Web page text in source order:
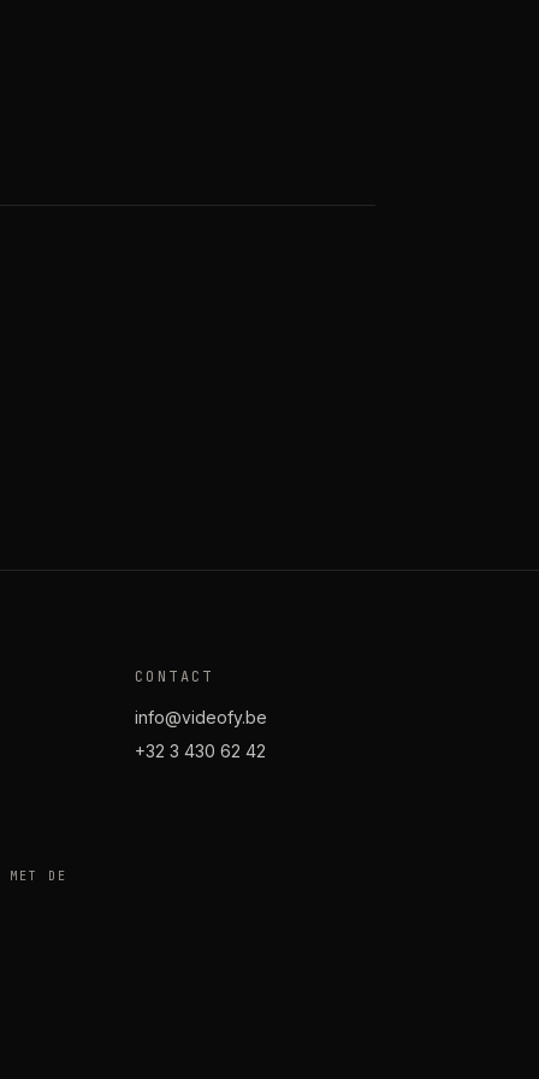
MET DE
CONTACT
info@videofy.be
+32 3 430 62 42